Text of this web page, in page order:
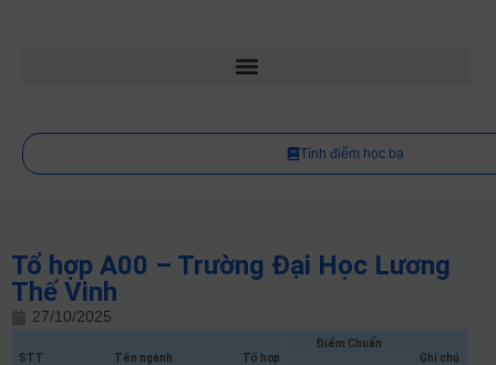
Tính điểm học bạ
Tổ hợp A00 – Trường Đại Học Lương
Thế Vinh
27/10/2025
STT Tên ngành Tổ hợp
Điểm Chuẩn
Ghi chú